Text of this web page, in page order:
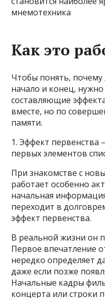
мнемотехника
Как это
Чтобы понять, почему
начало и конец,
составляющие
вместе, но по
памяти.
1. Эффект
первых элементов
При знакомстве с
работает особенно
начальная
переходит в
эффект первенства.
В реальной жизни он
Первое впечатление
нередко определяет
даже если позже
Начальные кадры
концерта или строки